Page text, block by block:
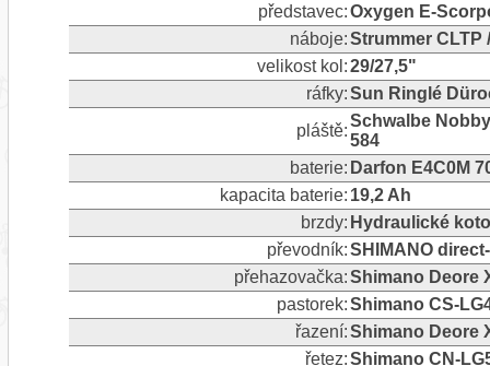
představec:Oxygen
náboje:Strummer CLTP
velikost kol:29/27,5"
ráfky:Sun Ringlé
pláště:
Schwalbe
584
baterie: Darfon E4C0M
kapacita baterie: 19,2 Ah
brzdy: Hydraulické
převodník:SHIMANO
přehazovačka:Shimano Deore
pastorek:Shimano CS-
řazení:Shimano Deore
řetez:Shimano